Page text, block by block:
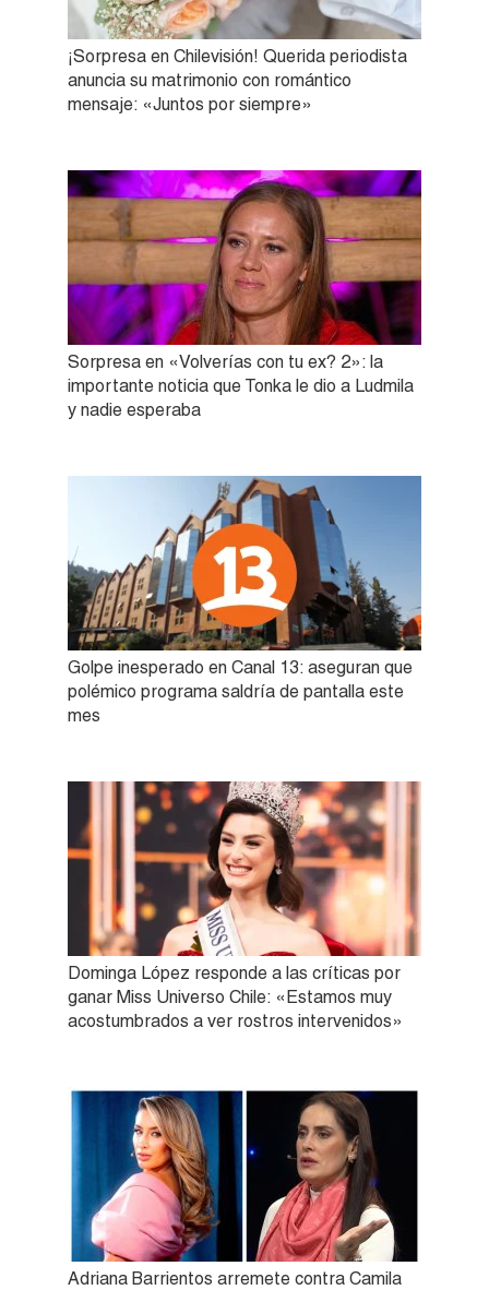
¡Sorpresa en Chilevisión! Querida periodista
anuncia su matrimonio con romántico
mensaje: «Juntos por siempre»
Sorpresa en «Volverías con tu ex? 2»: la
importante noticia que Tonka le dio a Ludmila
y nadie esperaba
Golpe inesperado en Canal 13: aseguran que
polémico programa saldría de pantalla este
mes
Dominga López responde a las críticas por
ganar Miss Universo Chile: «Estamos muy
acostumbrados a ver rostros intervenidos»
Adriana Barrientos arremete contra Camila